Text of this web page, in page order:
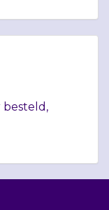
besteld,